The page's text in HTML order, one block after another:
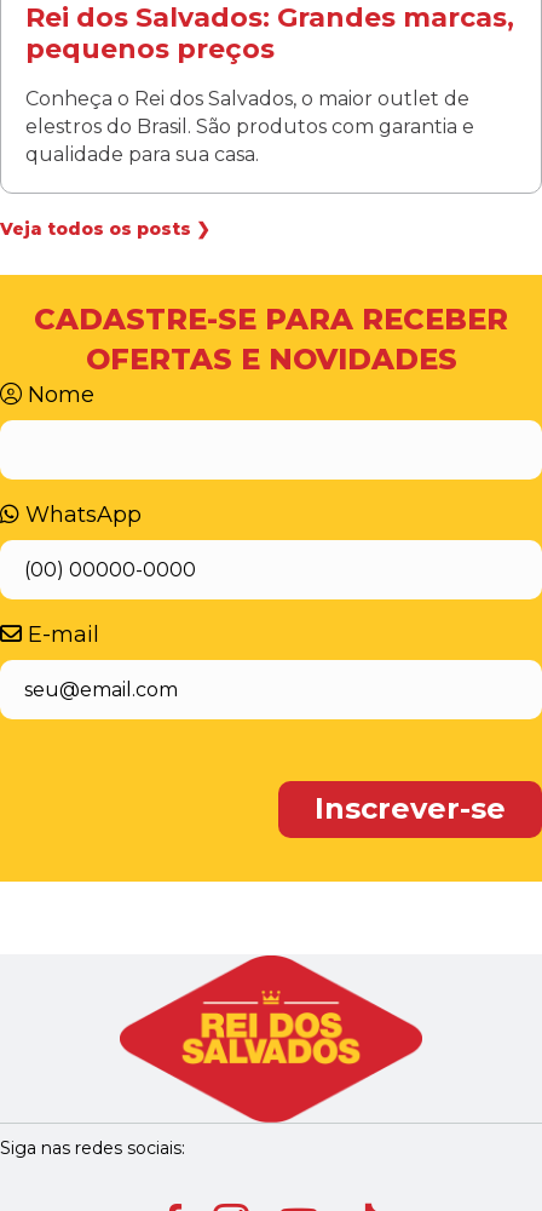
Rei dos Salvados: Grandes marcas,
pequenos preços
Conheça o Rei dos Salvados, o maior outlet de
elestros do Brasil. São produtos com garantia e
qualidade para sua casa.
Veja todos os posts ❯
CADASTRE-SE PARA RECEBER
OFERTAS E NOVIDADES
Nome
WhatsApp
E-mail
Siga nas redes sociais: